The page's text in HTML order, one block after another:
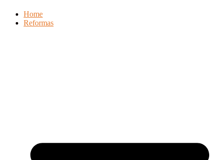
Home
Reformas